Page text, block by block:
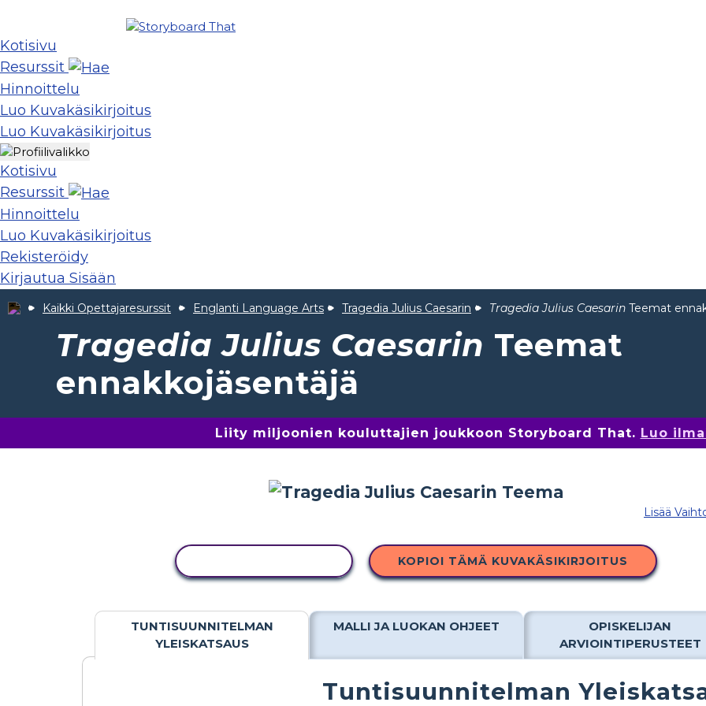
Kotisivu
Resurssit
Hinnoittelu
Luo Kuvakäsikirjoitus
Luo Kuvakäsikirjoitus
Kotisivu
Resurssit
Hinnoittelu
Luo Kuvakäsikirjoitus
Rekisteröidy
Kirjautua Sisään
Kaikki Opettajaresurssit Englanti Language Arts Tragedia Julius Caesarin Tragedia Julius Caesarin Teemat
Tragedia Julius Caesarin Teemat
ennakkojäsentäjä
Liity miljoonien kouluttajien joukkoon Storyboard That. Luo
Lisää
KOPIOI TÄMÄ KUVAKÄSIKIRJOITUS
TUNTISUUNNITELMAN
YLEISKATSAUS
MALLI JA LUOKAN OHJEET
OPISKELIJAN
ARVIOINTIPERUSTEET
Tuntisuunnitelman